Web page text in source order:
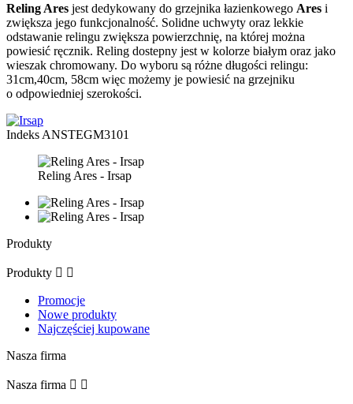
Reling Ares jest dedykowany do grzejnika łazienkowego Ares i
zwiększa jego funkcjonalność. Solidne uchwyty oraz lekkie
odstawanie relingu zwiększa powierzchnię, na której można
powiesić ręcznik. Reling dostepny jest w kolorze białym oraz jako
wieszak chromowany. Do wyboru są różne długości relingu:
31cm,40cm, 58cm więc możemy je powiesić na grzejniku
o odpowiedniej szerokości.
Indeks ANSTEGM3101
Reling Ares - Irsap
Produkty
Produkty  
Promocje
Nowe produkty
Najczęściej kupowane
Nasza firma
Nasza firma  